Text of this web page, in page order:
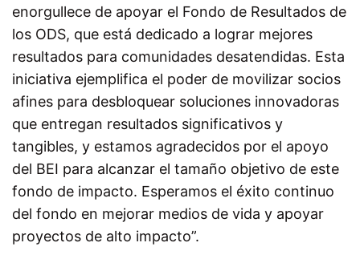
enorgullece de apoyar el Fondo de Resultados de
los ODS, que está dedicado a lograr mejores
resultados para comunidades desatendidas. Esta
iniciativa ejemplifica el poder de movilizar socios
afines para desbloquear soluciones innovadoras
que entregan resultados significativos y
tangibles, y estamos agradecidos por el apoyo
del BEI para alcanzar el tamaño objetivo de este
fondo de impacto. Esperamos el éxito continuo
del fondo en mejorar medios de vida y apoyar
proyectos de alto impacto”.